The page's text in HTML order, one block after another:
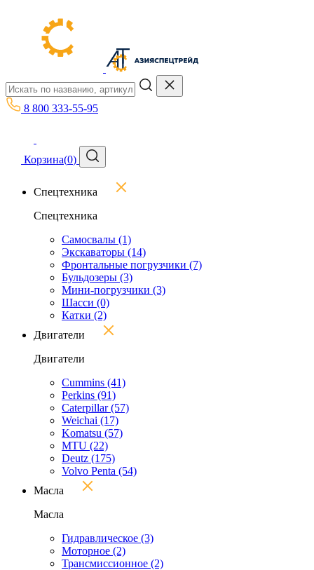
8 800 333-55-95
Корзина(0)
Спецтехника
Спецтехника
Самосвалы (1)
Экскаваторы (14)
Фронтальные погрузчики (7)
Бульдозеры (3)
Мини-погрузчики (3)
Шасси (0)
Катки (2)
Двигатели
Двигатели
Cummins (41)
Perkins (91)
Caterpillar(57)
Weichai (17)
Komatsu (57)
MTU (22)
Deutz (175)
Volvo Penta (54)
Масла
Масла
Гидравлическое (3)
Моторное (2)
Трансмиссионное (2)